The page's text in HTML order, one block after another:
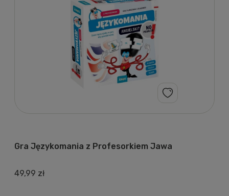
Gra Językomania z Profesorkiem Jawa
49,99 zł